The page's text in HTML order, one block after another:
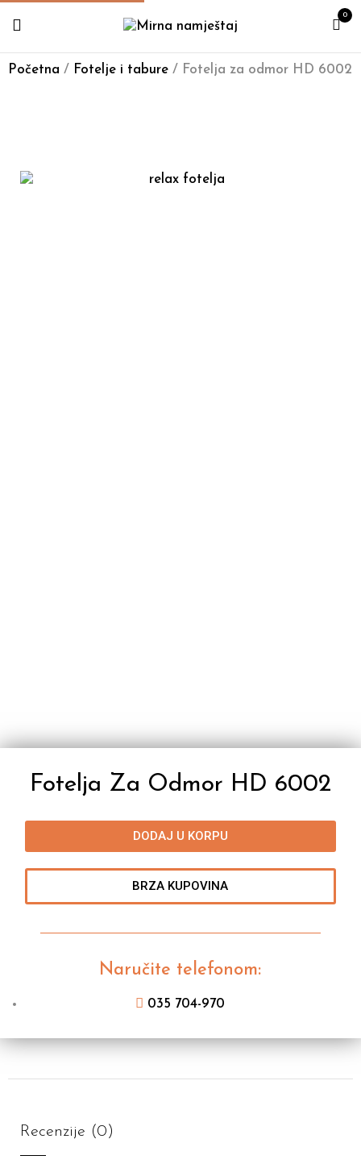
0
Početna / Fotelje i tabure / Fotelja za odmor HD 6002
Fotelja Za Odmor HD 6002
DODAJ U KORPU
BRZA KUPOVINA
Naručite telefonom:
035 704-970
Recenzije (0)